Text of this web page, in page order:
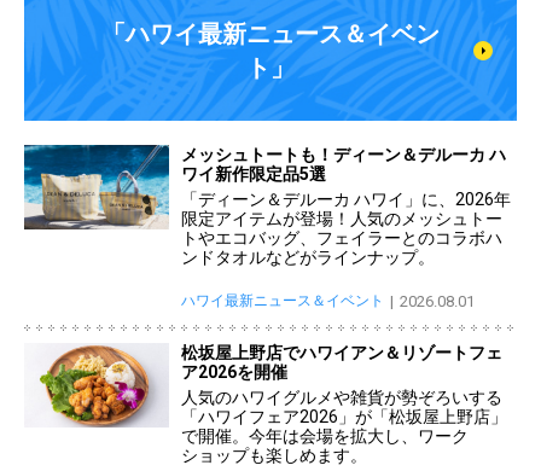
「ハワイ最新ニュース＆イベン
ト」
メッシュトートも！ディーン＆デルーカ ハ
ワイ新作限定品5選
「ディーン＆デルーカ ハワイ」に、2026年
限定アイテムが登場！人気のメッシュトー
トやエコバッグ、フェイラーとのコラボハ
ンドタオルなどがラインナップ。
ハワイ最新ニュース＆イベント 2026.08.01
松坂屋上野店でハワイアン＆リゾートフェ
ア2026を開催
人気のハワイグルメや雑貨が勢ぞろいする
「ハワイフェア2026」が「松坂屋上野店」
で開催。今年は会場を拡大し、ワーク
ショップも楽しめます。